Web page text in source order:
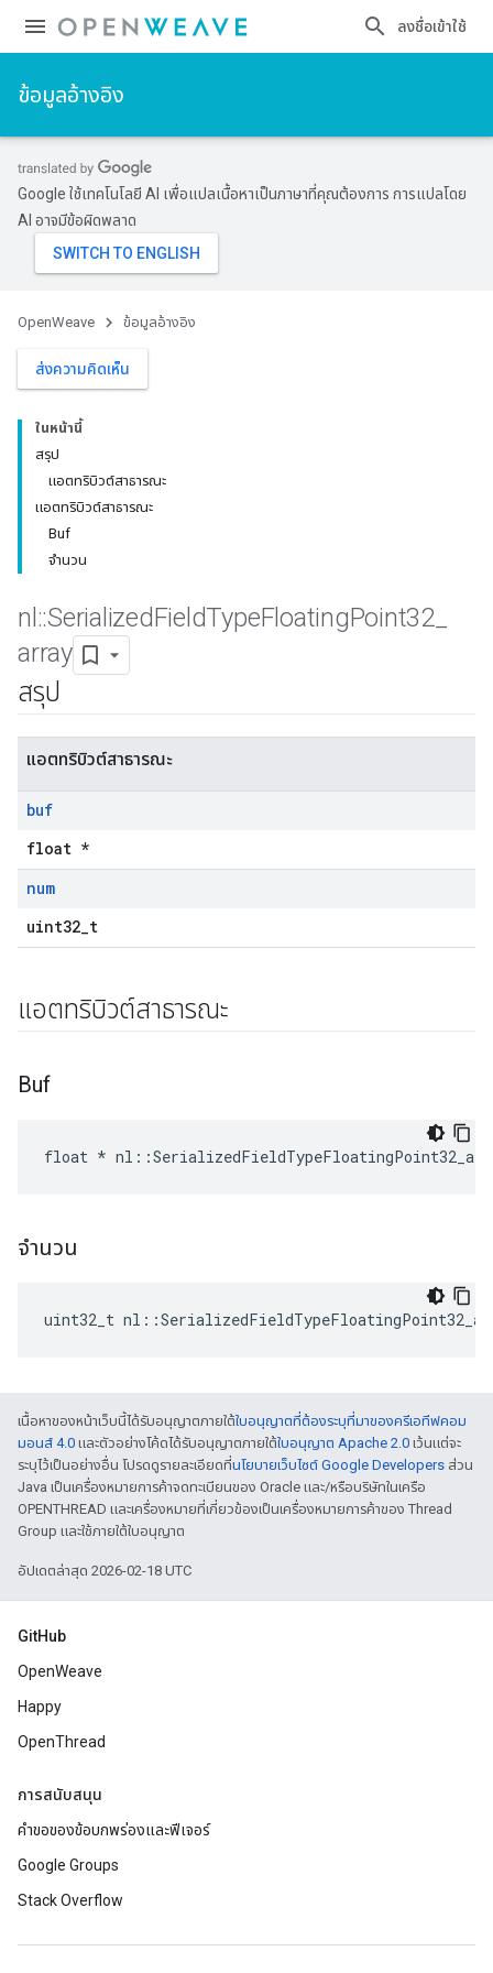
ลงชื่อเข้าใช้
ข้อมูลอ้างอิง
Google ใช้เทคโนโลยี AI เพื่อแปลเนื้อหาเป็นภาษาที่คุณต้องการ การแปลโดย
AI อาจมีข้อผิดพลาด
OpenWeave ข้อมูลอ้างอิง
ส่งความคิดเห็น
ในหน้านี้
สรุป
แอตทริบิวต์สาธารณะ
แอตทริบิวต์สาธารณะ
Buf
จำนวน
nl ::SerializedFieldTypeFloatingPoint32_
array
สรุป
แอตทริบิวต์สาธารณะ
buf
float *
num
uint32_t
แอตทริบิวต์สาธารณะ
Buf
float *
จำนวน
uint32_t
เนื้อหาของหน้าเว็บนี้ได้รับอนุญาตภายใต้ใบอนุญาตที่ต้องระบุที่มาของครีเอทีฟคอม
มอนส์ 4.0 และตัวอย่างโค้ดได้รับอนุญาตภายใต้ใบอนุญาต Apache 2.0 เว้นแต่จะ
ระบุไว้เป็นอย่างอื่น โปรดดูรายละเอียดที่นโยบายเว็บไซต์ Google Developers ส่วน
Java เป็นเครื่องหมายการค้าจดทะเบียนของ Oracle และ/หรือบริษัทในเครือ
OPENTHREAD และเครื่องหมายที่เกี่ยวข้องเป็นเครื่องหมายการค้าของ Thread
Group และใช้ภายใต้ใบอนุญาต
อัปเดตล่าสุด 2026-02-18 UTC
GitHub
OpenWeave
Happy
OpenThread
การสนับสนุน
คำขอของข้อบกพร่องและฟีเจอร์
Google Groups
Stack Overflow